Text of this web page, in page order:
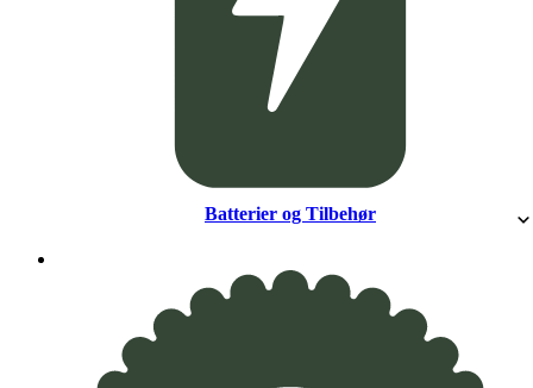
Batterier og Tilbehør